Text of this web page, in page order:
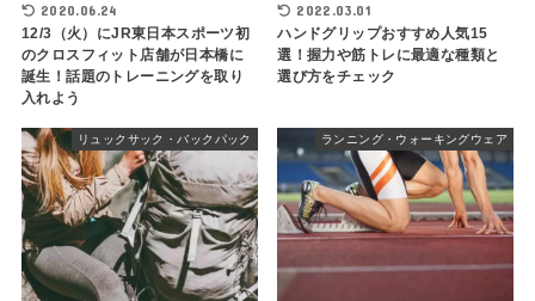
2020.06.24
12/3（火）にJR東日本スポーツ初
のクロスフィット店舗が日本橋に
誕生！話題のトレーニングを取り
入れよう
2022.03.01
ハンドグリップおすすめ人気15
選！握力や筋トレに最適な種類と
選び方をチェック
リュックサック・バックパック ランニング・ウォーキングウェア